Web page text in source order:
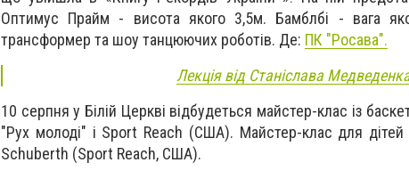
Оптимус Прайм - висота якого 3,5м. Бамблбі - вага
трансформер та шоу танцюючих роботів. Де: ПК "Росава".
Лекція від Станіслава Медведенка
10 серпня у Білій Церкві відбудеться майстер-клас із
"Рух молоді" і Sport Reach (США). Майстер-клас для
Schuberth (Sport Reach, США).